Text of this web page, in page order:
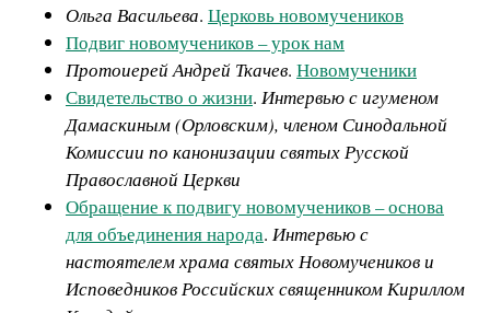
Ольга Васильева. Церковь новомучеников
Подвиг новомучеников – урок нам
Протоиерей Андрей Ткачев. Новомученики
Свидетельство о жизни. Интервью с игуменом
Дамаскиным (Орловским), членом Синодальной
Комиссии по канонизации святых Русской
Православной Церкви
Обращение к подвигу новомучеников – основа
для объединения народа. Интервью с
настоятелем храма святых Новомучеников и
Исповедников Российских священником Кириллом